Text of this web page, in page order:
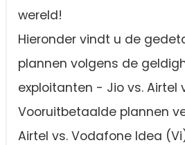
wereld!
Hieronder vindt u de
plannen volgens de
exploitanten - Jio vs. Airtel
Vooruitbetaalde plannen
Airtel vs. Vodafone Idea